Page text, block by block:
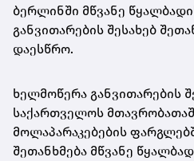
ბერლინში მწვანე
განვითარების შესახებ
დაესწრო.
ხელმოწერა განვითარების
საქართველოს
მოლაპარაკებების
შეთანხმება მწვანე